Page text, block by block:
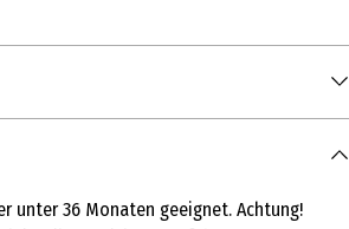
unter 36 Monaten geeignet. Achtung!